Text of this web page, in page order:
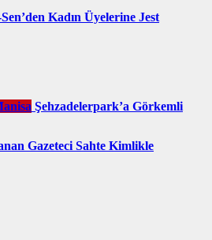
Kadın Üyelerine Jest
Şehzadelerpark’a Görkemli
Gazeteci Sahte Kimlikle